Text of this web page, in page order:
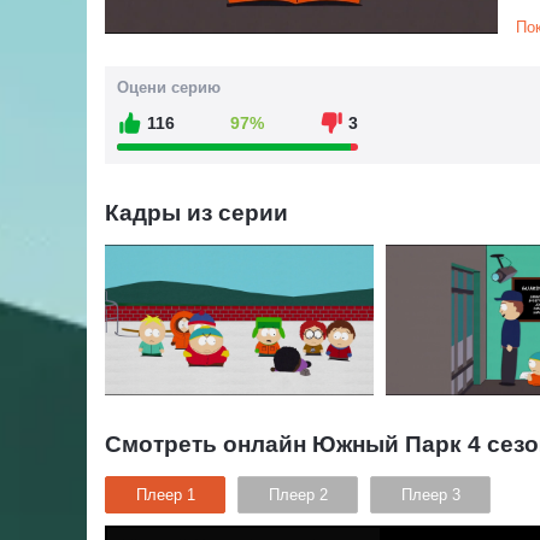
Оцени серию
116 97% 3
Кадры из серии
Смотреть онлайн Южный Парк 4
Плеер 1 Плеер 2 Плеер 3